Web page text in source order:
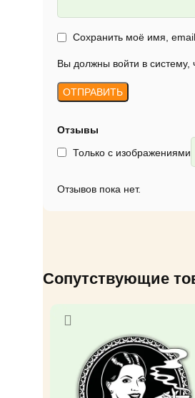
Отзывы
Только с изображениями
Отзывов пока нет.
Сохранить моё имя,
Вы должны войти в систему,
Сопутствующие